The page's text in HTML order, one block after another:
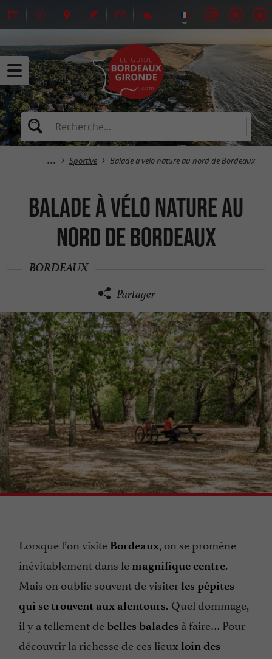
Sportive Balade à vélo nature au nord de Bordeaux
Balade à vélo nature au
nord de Bordeaux
BORDEAUX
Partager
Lorsque l’on visite Bordeaux, on se promène
inévitablement dans le magnifique centre.
Mais on oublie souvent de visiterles pépites
qui se trouvent aux alentours. Quel dommage,
il y a tellement debelles balades à faire… Pour
découvrir la richesse de ces lieux loin des